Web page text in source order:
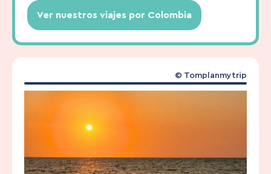
Ver nuestros viajes por Colombia
© Tomplanmytrip